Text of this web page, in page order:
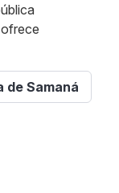
de Samaná